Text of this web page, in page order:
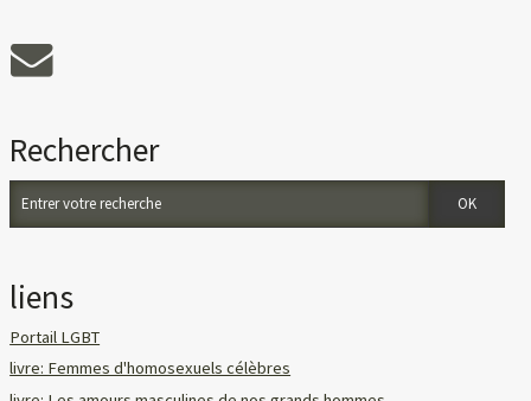
Rechercher
liens
Portail LGBT
livre: Femmes d'homosexuels célèbres